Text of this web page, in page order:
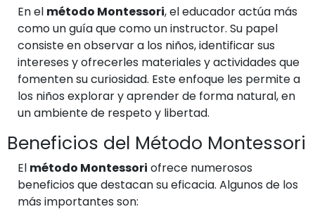
En el método Montessori, el educador actúa más
como un guía que como un instructor. Su papel
consiste en observar a los niños, identificar sus
intereses y ofrecerles materiales y actividades que
fomenten su curiosidad. Este enfoque les permite a
los niños explorar y aprender de forma natural, en
un ambiente de respeto y libertad.
Beneficios del Método Montessori
El método Montessori ofrece numerosos
beneficios que destacan su eficacia. Algunos de los
más importantes son: